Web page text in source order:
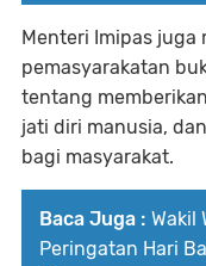
Menteri Imipas juga
pemasyarakatan
tentang
jati diri manusia,
bagi masyarakat.
Baca Juga : Wakil
Peringatan Hari